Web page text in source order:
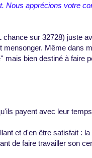
Nous apprécions votre
sur 32728) juste
Même dans
bien destiné à faire
payent avec leur
et d'en être satisfait :
de faire travailler son